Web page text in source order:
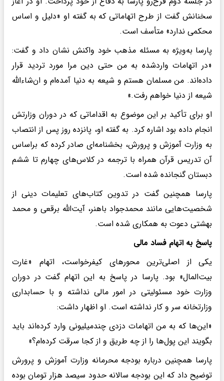
سخنانش گفت از طرح اتهاماتی که به گفته او «دلیل و اساس
محکمی ندارد» متأسف است.
پارسا به‌ویژه به مسئله مذهب خود واکنش نشان داد و گفت:
«در اتهامات واردشده به من حتی دین مرا مورد تردید قرار
داده‌اند. من مسلمان هستم و شیعه به دنیا آمده‌ام و ان‌شاءالله
شیعه از دنیا خواهم رفت.»
او برای تأکید بر این موضوع به اقداماتی که در دوران وزارتش
انجام داده بود اشاره کرد. به گفته او، پانزده روز پس از انتصاب
به وزارت آموزش و پرورش، بخشنامه‌ای صادر کرده که براساس
آن تدریس قرآن همراه با ترجمه در کلاس‌های چهارم تا ششم
دبستان گنجانده شده است.
پارسا همچنین گفت در تدوین کتاب‌های تعلیمات دینی از
شخصیت‌هایی مانند محمدجواد باهنر، آیت‌الله برقعی و محمد
بهشتی دعوت به همکاری شده است.
پاسخ به اتهام فساد مالی
یکی از اصلی‌ترین محورهای کیفرخواست، اتهام «غارت
بیت‌المال» بود. پارسا در پاسخ به این اتهام گفت در دوران
وزارت خود مسئولیتی در امور مالی نداشته و با حسابداری
وزارتخانه سر و کار نداشته است. او اظهار داشت:
«این‌ها که به من اتهامات دزدی چندمیلیونی وارد کرده‌اند باید
بگویند این پول‌ها را از چه طریق و از کجا سرقت کرده‌ام؟»
پارسا همچنین درباره بودجه محرمانه وزارت آموزش و پرورش
توضیح داد که این بودجه سالانه حدود سیصد هزار تومان بوده